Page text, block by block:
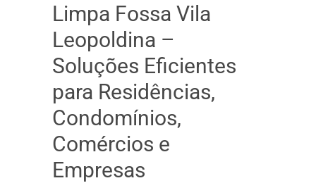
Limpa Fossa Vila
Leopoldina –
Soluções Eficientes
para Residências,
Condomínios,
Comércios e
Empresas